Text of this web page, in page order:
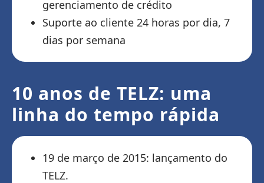
gerenciamento de crédito
Suporte ao cliente 24 horas por dia, 7
dias por semana
10 anos de TELZ: uma
linha do tempo rápida
19 de março de 2015: lançamento do
TELZ.